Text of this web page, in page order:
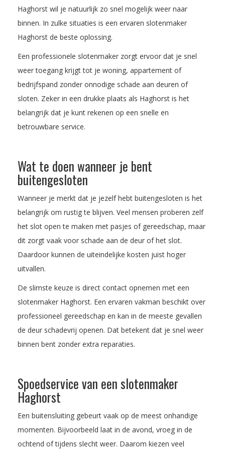
Haghorst wil je natuurlijk zo snel mogelijk weer naar
binnen. In zulke situaties is een ervaren slotenmaker
Haghorst de beste oplossing.
Een professionele slotenmaker zorgt ervoor dat je snel
weer toegang krijgt tot je woning, appartement of
bedrijfspand zonder onnodige schade aan deuren of
sloten. Zeker in een drukke plaats als Haghorst is het
belangrijk dat je kunt rekenen op een snelle en
betrouwbare service.
Wat te doen wanneer je bent
buitengesloten
Wanneer je merkt dat je jezelf hebt buitengesloten is het
belangrijk om rustig te blijven. Veel mensen proberen zelf
het slot open te maken met pasjes of gereedschap, maar
dit zorgt vaak voor schade aan de deur of het slot.
Daardoor kunnen de uiteindelijke kosten juist hoger
uitvallen.
De slimste keuze is direct contact opnemen met een
slotenmaker Haghorst. Een ervaren vakman beschikt over
professioneel gereedschap en kan in de meeste gevallen
de deur schadevrij openen. Dat betekent dat je snel weer
binnen bent zonder extra reparaties.
Spoedservice van een slotenmaker
Haghorst
Een buitensluiting gebeurt vaak op de meest onhandige
momenten. Bijvoorbeeld laat in de avond, vroeg in de
ochtend of tijdens slecht weer. Daarom kiezen veel